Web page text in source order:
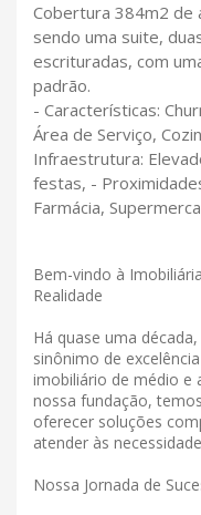
Cobertura 384m2 de
sendo uma suite,
escrituradas, com
padrão.
- Características:
Área de Serviço,
Infraestrutura:
festas, -
Farmácia,
Bem-vindo à
Realidade
Há quase uma
sinônimo de
imobiliário de médio e
nossa fundação,
oferecer soluções
atender às
Nossa Jornada de